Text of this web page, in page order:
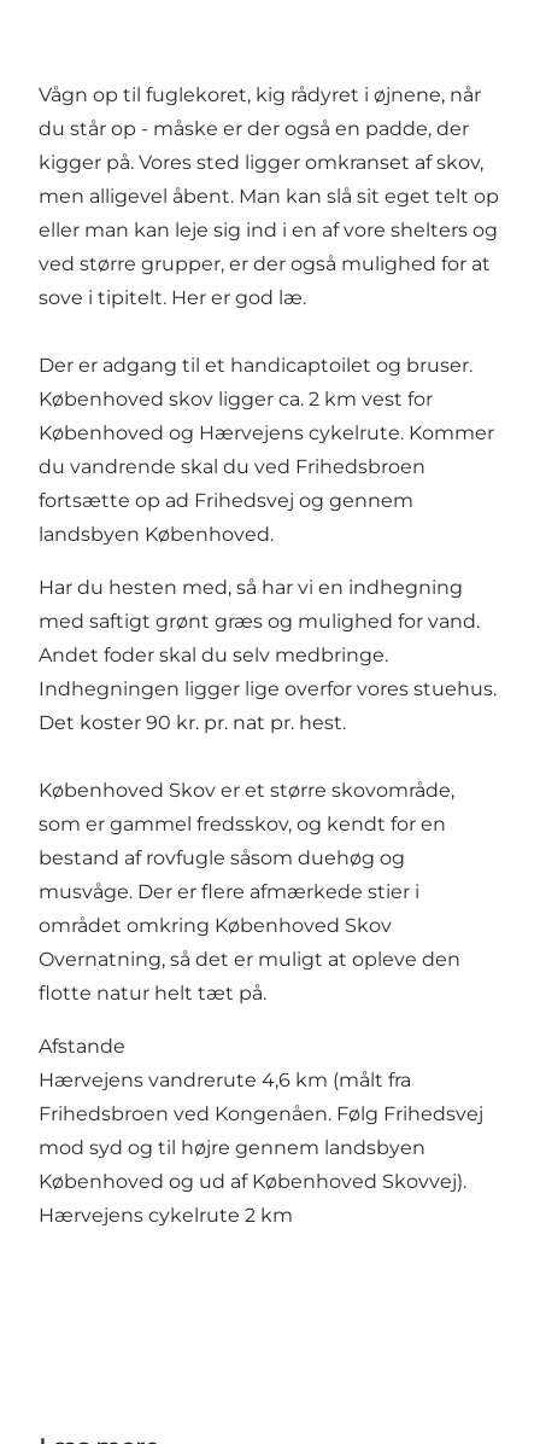
Vågn op til fuglekoret, kig rådyret i øjnene, når
du står op - måske er der også en padde, der
kigger på. Vores sted ligger omkranset af skov,
men alligevel åbent. Man kan slå sit eget telt op
eller man kan leje sig ind i en af vore shelters og
ved større grupper, er der også mulighed for at
sove i tipitelt. Her er god læ.
Der er adgang til et handicaptoilet og bruser.
Københoved skov ligger ca. 2 km vest for
Københoved og Hærvejens cykelrute. Kommer
du vandrende skal du ved Frihedsbroen
fortsætte op ad Frihedsvej og gennem
landsbyen Københoved.
Har du hesten med, så har vi en indhegning
med saftigt grønt græs og mulighed for vand.
Andet foder skal du selv medbringe.
Indhegningen ligger lige overfor vores stuehus.
Det koster 90 kr. pr. nat pr. hest.
Københoved Skov er et større skovområde,
som er gammel fredsskov, og kendt for en
bestand af rovfugle såsom duehøg og
musvåge. Der er flere afmærkede stier i
området omkring Københoved Skov
Overnatning, så det er muligt at opleve den
flotte natur helt tæt på.
Afstande
Hærvejens vandrerute 4,6 km (målt fra
Frihedsbroen ved Kongenåen. Følg Frihedsvej
mod syd og til højre gennem landsbyen
Københoved og ud af Københoved Skovvej).
Hærvejens cykelrute 2 km